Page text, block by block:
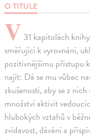
O TITULE
V 31 kapitolách
směřující k vyrovnání,
pozitivnějšímu přístupu
najít: Dá se mu vůbec
zkušenosti, aby se z
množství aktivit
hlubokých vztahů v
zvídavost, dávání a